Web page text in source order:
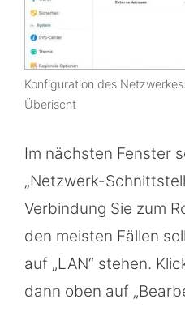
Konfiguration des
Überischt
Im nächsten Fenster
„Netzwerk-
Verbindung Sie zum
den meisten Fällen
auf „LAN“ stehen.
dann oben auf